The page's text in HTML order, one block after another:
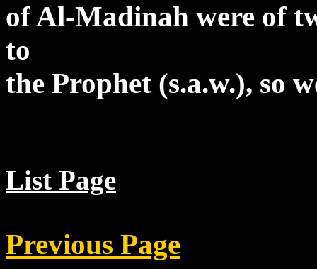
of Al-Madinah were of
to
the Prophet (s.a.w.), so
List Page
Previous Page